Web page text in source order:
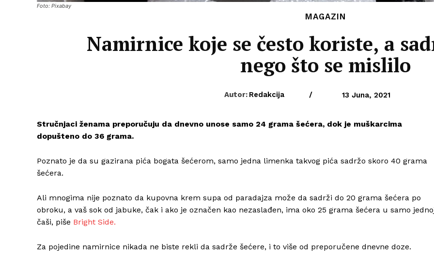
Foto: Pixabay
MAGAZIN
Namirnice koje se često koriste, a
nego što se mislilo
Autor: Redakcija / 13 Juna, 2021
Stručnjaci ženama preporučuju da dnevno unose samo 24 grama šećera, dok je muškarcima
dopušteno do 36 grama.
Poznato je da su gazirana pića bogata šećerom, samo jedna limenka takvog pića sadržo skoro 40 grama
šećera.
Ali mnogima nije poznato da kupovna krem supa od paradajza može da sadrži do 20 grama šećera po
obroku, a vaš sok od jabuke, čak i ako je označen kao nezaslađen, ima oko 25 grama šećera u samo
čaši, piše Bright Side.
Za pojedine namirnice nikada ne biste rekli da sadrže šećere, i to više od preporučene dnevne doze.